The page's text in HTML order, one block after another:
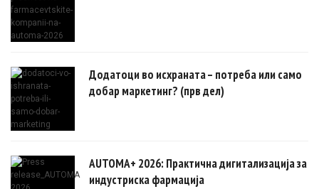
Додатоци во исхраната – потреба или само
добар маркетинг? (прв дел)
AUTOMA+ 2026: Практична дигитализација за
индустриска фармација